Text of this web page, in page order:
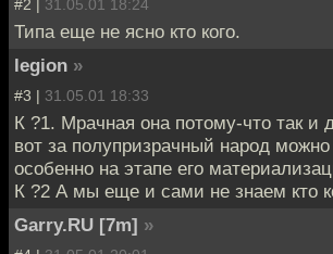
#2 | 31.05.01 18:24
Типа еще не ясно кто кого.
legion »
#3 | 31.05.01 18:33
К ?1. Мрачная она потому-что так и
вот за полупризрачный народ можно
особенно на этапе его
К ?2 А мы еще и сами не знаем кто
Garry.RU [7m] »